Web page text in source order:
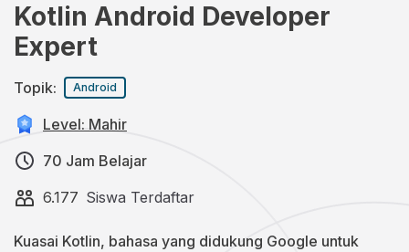
Kotlin Android Developer
Expert
Topik: Android
Level: Mahir
70 Jam Belajar
6.177 Siswa Terdaftar
Kuasai Kotlin, bahasa yang didukung Google untuk